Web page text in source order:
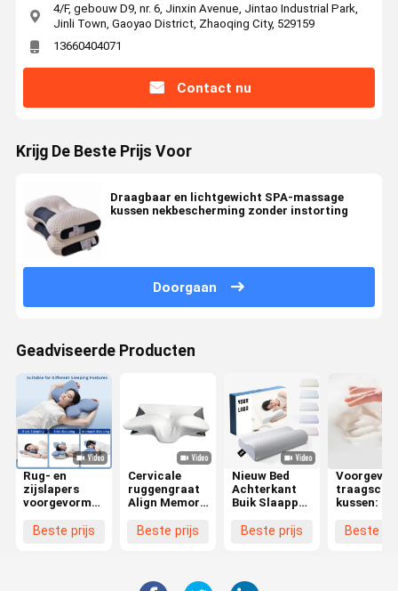
4/F, gebouw D9, nr. 6, Jinxin Avenue, Jintao Industrial Park,
Jinli Town, Gaoyao District, Zhaoqing City, 529159
13660404071
Contact nu
Krijg De Beste Prijs Voor
Draagbaar en lichtgewicht SPA-massage
kussen nekbescherming zonder instorting
Doorgaan
Geadviseerde Producten
Rug- en
zijslapers
voorgevormd
kussen met
Beste prijs
Cervicale
ruggengraat
Align Memory
Contour
Beste prijs
Nieuw Bed
Achterkant
Buik Slaapper
Kussen
Ergonomisch
Beste prijs
kussen: De
voor de
Beste